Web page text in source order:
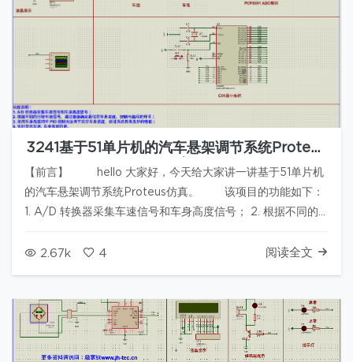
3241基于51单片机的汽车悬架调节系统Proteus
仿真
【前言】 hello 大家好，今天给大家讲一讲基于51单片机
的汽车悬架调节系统Proteus仿真。 该项目的功能如下：
1. A/D 转换器采集车速信号和车身高度信号； 2. 根据不同的
开闭； 3. 采用车身高度闭环…
2.67k 4 阅读全文